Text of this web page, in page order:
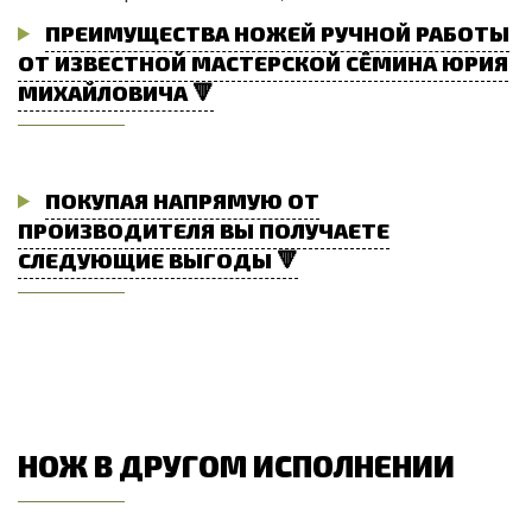
ПРЕИМУЩЕСТВА НОЖЕЙ РУЧНОЙ РАБОТЫ
ОТ ИЗВЕСТНОЙ МАСТЕРСКОЙ СЁМИНА ЮРИЯ
МИХАЙЛОВИЧА 🔻
ПОКУПАЯ НАПРЯМУЮ ОТ
ПРОИЗВОДИТЕЛЯ ВЫ ПОЛУЧАЕТЕ
СЛЕДУЮЩИЕ ВЫГОДЫ 🔻
НОЖ В ДРУГОМ ИСПОЛНЕНИИ